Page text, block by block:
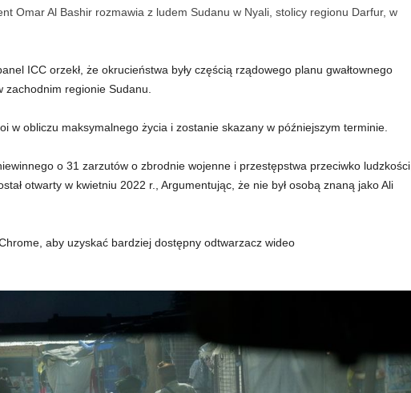
Omar Al Bashir rozmawia z ludem Sudanu w Nyali, stolicy regionu Darfur, w
ICC orzekł, że okrucieństwa były częścią rządowego planu gwałtownego
zachodnim regionie Sudanu.
w obliczu maksymalnego życia i zostanie skazany w późniejszym terminie.
o 31 zarzutów o zbrodnie wojenne i przestępstwa przeciwko ludzkości,
otwarty w kwietniu 2022 r., Argumentując, że nie był osobą znaną jako Ali
aby uzyskać bardziej dostępny odtwarzacz wideo